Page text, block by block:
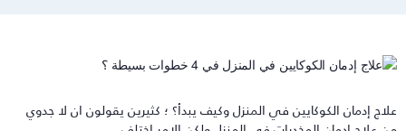
إدمان الكوكايين في المنزل وكيف يبدأ؟ ؛ كثيرين يقولون ان لا جدوي